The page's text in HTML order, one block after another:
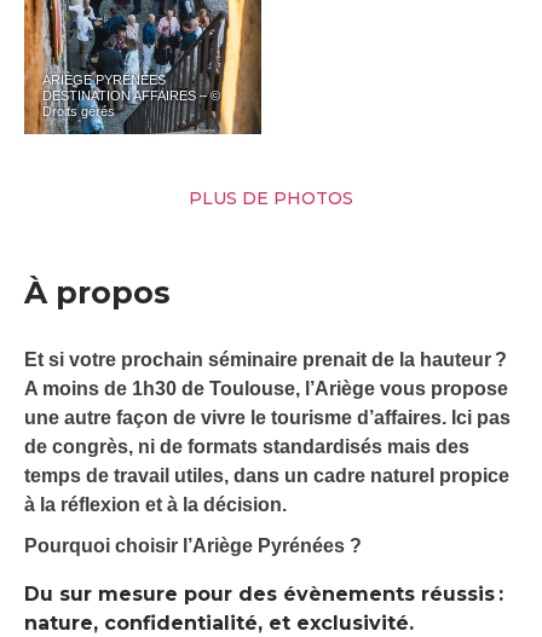
ARIÈGE PYRÉNÉES
DESTINATION AFFAIRES – ©
Droits gérés
PLUS DE PHOTOS
À propos
Et si votre prochain séminaire prenait de la hauteur ?
A moins de 1h30 de Toulouse, l’Ariège vous propose
une autre façon de vivre le tourisme d’affaires. Ici pas
de congrès, ni de formats standardisés mais des
temps de travail utiles, dans un cadre naturel propice
à la réflexion et à la décision.
Pourquoi choisir l’Ariège Pyrénées ?
Du sur mesure pour des évènements réussis :
nature, confidentialité, et exclusivité.